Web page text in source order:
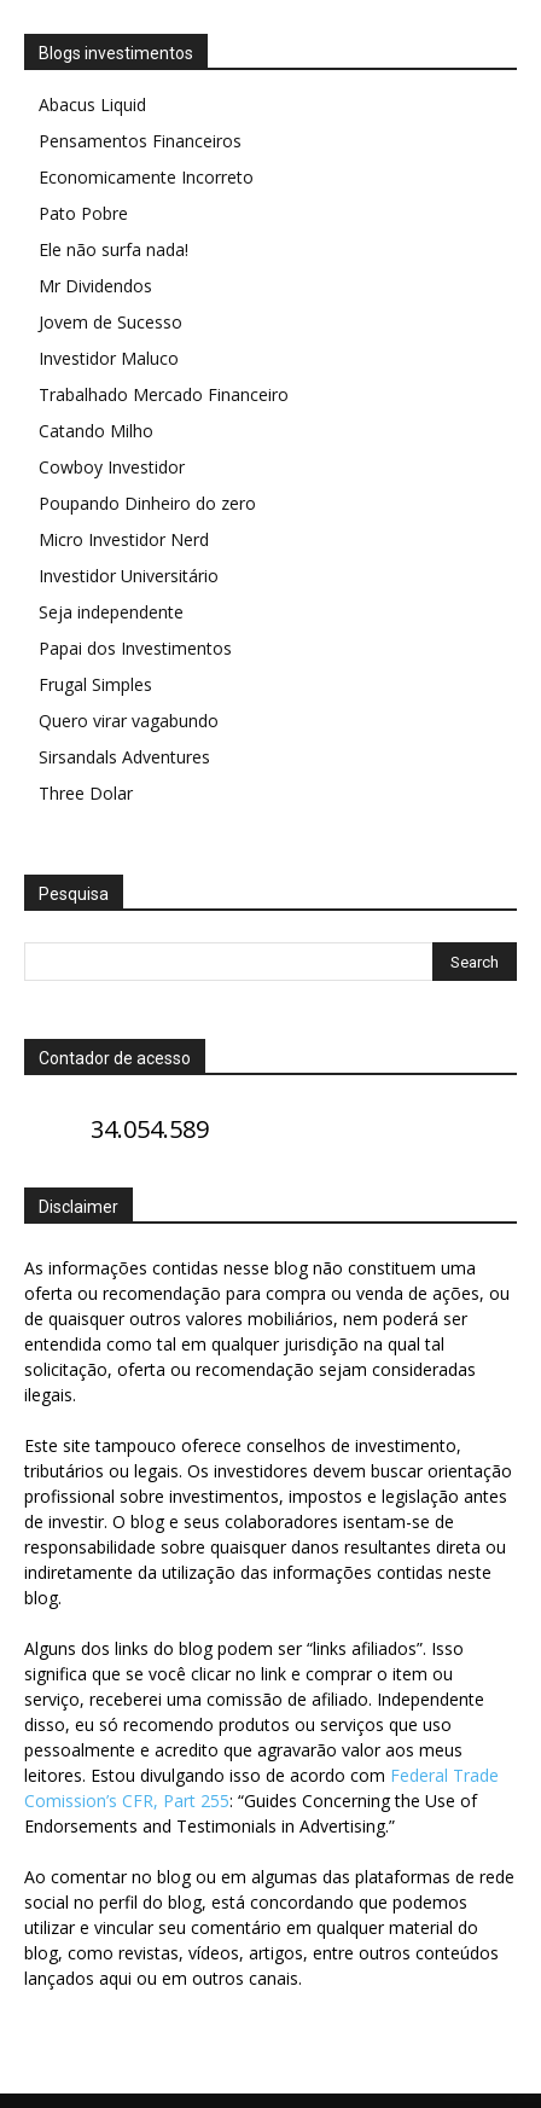
Blogs investimentos
Abacus Liquid
Pensamentos Financeiros
Economicamente Incorreto
Pato Pobre
Ele não surfa nada!
Mr Dividendos
Jovem de Sucesso
Investidor Maluco
Trabalhado Mercado Financeiro
Catando Milho
Cowboy Investidor
Poupando Dinheiro do zero
Micro Investidor Nerd
Investidor Universitário
Seja independente
Papai dos Investimentos
Frugal Simples
Quero virar vagabundo
Sirsandals Adventures
Three Dolar
Pesquisa
Contador de acesso
34.054.589
Disclaimer
As informações contidas nesse blog não constituem uma
oferta ou recomendação para compra ou venda de ações, ou
de quaisquer outros valores mobiliários, nem poderá ser
entendida como tal em qualquer jurisdição na qual tal
solicitação, oferta ou recomendação sejam consideradas
ilegais.
Este site tampouco oferece conselhos de investimento,
tributários ou legais. Os investidores devem buscar orientação
profissional sobre investimentos, impostos e legislação antes
de investir. O blog e seus colaboradores isentam-se de
responsabilidade sobre quaisquer danos resultantes direta ou
indiretamente da utilização das informações contidas neste
blog.
Alguns dos links do blog podem ser “links afiliados”. Isso
significa que se você clicar no link e comprar o item ou
serviço, receberei uma comissão de afiliado. Independente
disso, eu só recomendo produtos ou serviços que uso
pessoalmente e acredito que agravarão valor aos meus
leitores. Estou divulgando isso de acordo com Federal Trade
Comission’s CFR, Part 255: “Guides Concerning the Use of
Endorsements and Testimonials in Advertising.”
Ao comentar no blog ou em algumas das plataformas de rede
social no perfil do blog, está concordando que podemos
utilizar e vincular seu comentário em qualquer material do
blog, como revistas, vídeos, artigos, entre outros conteúdos
lançados aqui ou em outros canais.